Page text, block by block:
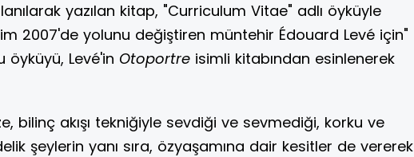
yazılan kitap, "Curriculum Vitae" adlı öyküyle
2007'de yolunu değiştiren müntehir Édouard Levé için"
öyküyü, Levé'in Otoportre isimli kitabından esinlenerek
bilinç akışı tekniğiyle sevdiği ve sevmediği, korku ve
şeylerin yanı sıra, özyaşamına dair kesitler de vererek